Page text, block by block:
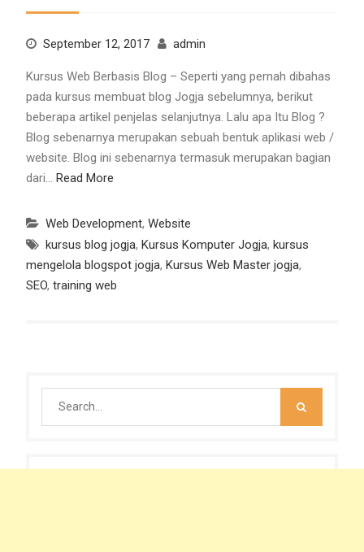
September 12, 2017 admin
Kursus Web Berbasis Blog – Seperti yang pernah dibahas
pada kursus membuat blog Jogja sebelumnya, berikut
beberapa artikel penjelas selanjutnya. Lalu apa Itu Blog ?
Blog sebenarnya merupakan sebuah bentuk aplikasi web /
website. Blog ini sebenarnya termasuk merupakan bagian
dari… Read More
Web Development, Website
kursus blog jogja, Kursus Komputer Jogja, kursus
mengelola blogspot jogja, Kursus Web Master jogja,
SEO, training web